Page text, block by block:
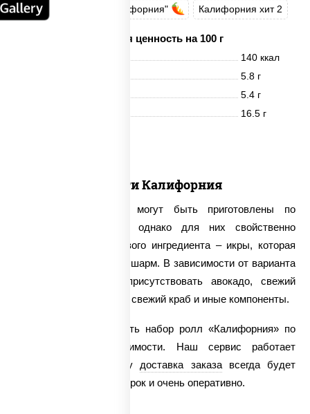
Запеченный ролл "Калифорния" Калифорния хит 2
Пищевая ценность на 100 г
140 ккал
5.8 г
5.4 г
16.5 г
Ассорти Калифорния
Роллы «Калифорния» могут быть приготовлены по
нескольким рецептам, однако для них свойственно
наличие одного ключевого ингредиента – икры, которая
придает блюду особый шарм. В зависимости от варианта
ролла в нем могут присутствовать авокадо, свежий
огурец, копченый угорь, свежий краб и иные компоненты.
Мы предлагаем заказать набор ролл «Калифорния» по
очень доступной стоимости. Наш сервис работает
круглосуточно, поэтому доставка заказавсегда будет
осуществлена точно в срок и очень оперативно.